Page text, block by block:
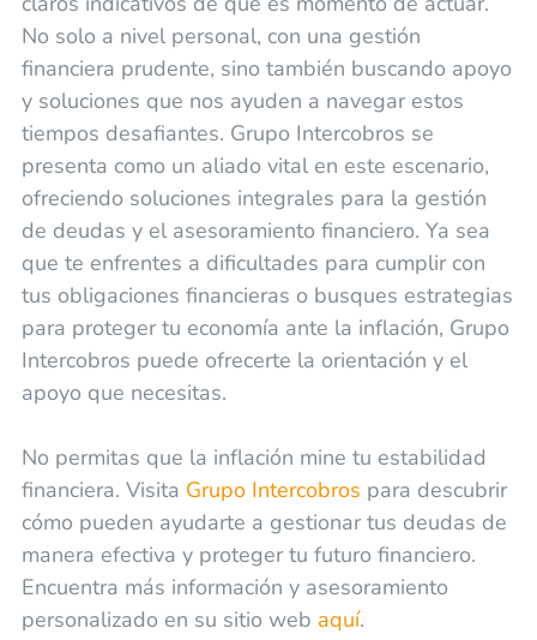
No solo a nivel personal, con una gestión
financiera prudente, sino también buscando apoyo
y soluciones que nos ayuden a navegar estos
tiempos desafiantes. Grupo Intercobros se
presenta como un aliado vital en este escenario,
ofreciendo soluciones integrales para la gestión
de deudas y el asesoramiento financiero. Ya sea
que te enfrentes a dificultades para cumplir con
tus obligaciones financieras o busques estrategias
para proteger tu economía ante la inflación, Grupo
Intercobros puede ofrecerte la orientación y el
apoyo que necesitas.
No permitas que la inflación mine tu estabilidad
financiera. Visita Grupo Intercobros para descubrir
cómo pueden ayudarte a gestionar tus deudas de
manera efectiva y proteger tu futuro financiero.
Encuentra más información y asesoramiento
personalizado en su sitio web aquí.